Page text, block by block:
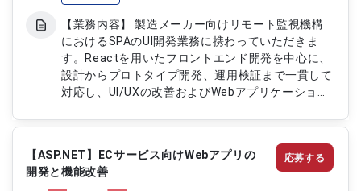
【業務内容】 製造メーカー向けリモート監視機構
におけるSPAのUI開発業務に携わっていただきま
す。Reactを用いたフロントエンド開発を中心に、
設計からプロトタイプ開発、運用検証まで一貫して
対応し、UI/UXの改善およびWebアプリケーション
ンド開発（React） ・JavaScript開発 ・
TypeScript開発 ・UI/UX設計 ・プロトタイプ作成
・Docker環境構築 ・WebAPI連携対応 ・画面実装
および改修
【ASP.NET】ECサービス向けWebアプリの
開発と機能改善
応募する